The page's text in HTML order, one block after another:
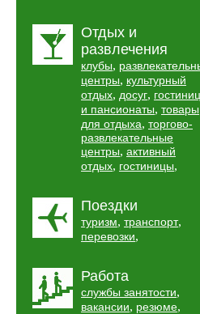
Отдых и
развлечения
клубы,
центры, культурный
отдых, досуг,
и пансионаты, товары
для отдыха, торгово-
развлекательные
центры, активный
отдых, гостиницы,
Поездки
туризм, транспорт,
перевозки,
Работа
службы занятости,
вакансии, резюме,